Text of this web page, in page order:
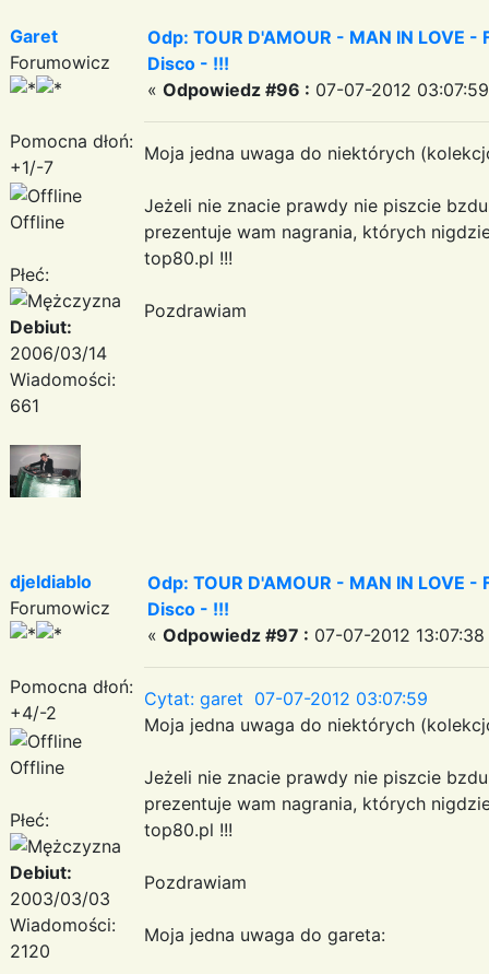
Garet
Forumowicz
Pomocna dłoń:
+1/-7
Offline
Płeć:
Debiut:
2006/03/14
Wiadomości:
661
Odp: TOUR D'AMOUR - MAN IN LOVE
Disco - !!!
« Odpowiedz #96 : 07-07-2012
Moja jedna uwaga do niektórych
Jeżeli nie znacie prawdy nie piszcie
prezentuje wam nagrania, których
top80.pl !!!
Pozdrawiam
djeldiablo
Forumowicz
Pomocna dłoń:
+4/-2
Offline
Płeć:
Debiut:
2003/03/03
Wiadomości:
2120
Odp: TOUR D'AMOUR - MAN IN LOVE
Disco - !!!
« Odpowiedz #97 : 07-07-2012 13:07:38
Cytat: garet 07-07-2012 03:07:59
Moja jedna uwaga do niektórych
Jeżeli nie znacie prawdy nie piszcie
prezentuje wam nagrania, których
top80.pl !!!
Pozdrawiam
Moja jedna uwaga do gareta: